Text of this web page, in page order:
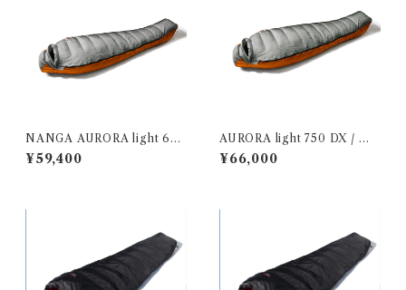
NANGA AURORA light 600
DX GRY(グレー)
¥59,400
AURORA light 750 DX / オ
ーロラライト750DX GRY
レギュラー
¥66,000